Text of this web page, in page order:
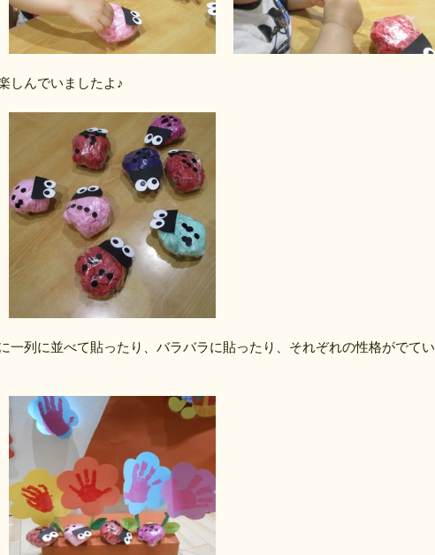
しんでいましたよ♪
一列に並べて貼ったり、バラバラに貼ったり、それぞれの性格がでてい